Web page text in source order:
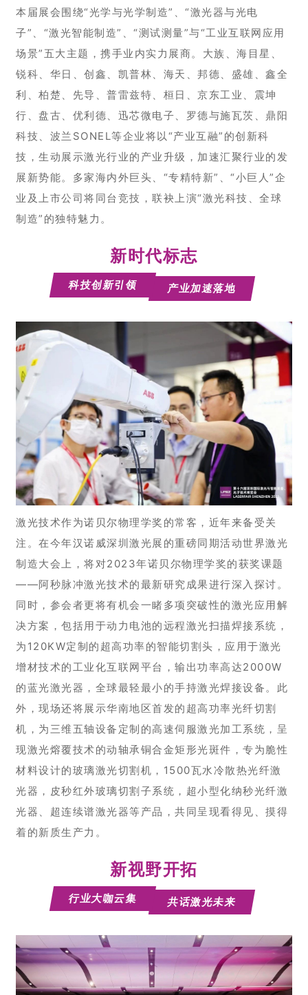
本届展会围绕“光学与光学制造”、“激光器与光电
子”、“激光智能制造”、“测试测量”与“工业互联网应用
场景”五大主题，携手业内实力展商。大族、海目星、
锐科、华日、创鑫、凯普林、海天、邦德、盛雄、鑫全
利、柏楚、先导、普雷兹特、桓日、京东工业、震坤
行、盘古、优利德、迅芯微电子、罗德与施瓦茨、鼎阳
科技、波兰SONEL等企业将以“产业互融”的创新科
技，生动展示激光行业的产业升级，加速汇聚行业的发
展新势能。多家海内外巨头、“专精特新”、“小巨人”企
业及上市公司将同台竞技，联袂上演“激光科技、全球
制造”的独特魅力。
新时代标志
科技创新引领 产业加速落地
激光技术作为诺贝尔物理学奖的常客，近年来备受关
注。在今年汉诺威深圳激光展的重磅同期活动世界激光
制造大会上，将对2023年诺贝尔物理学奖的获奖课题
——阿秒脉冲激光技术的最新研究成果进行深入探讨。
同时，参会者更将有机会一睹多项突破性的激光应用解
决方案，包括用于动力电池的远程激光扫描焊接系统，
为120KW定制的超高功率的智能切割头，应用于激光
增材技术的工业化互联网平台，输出功率高达2000W
的蓝光激光器，全球最轻最小的手持激光焊接设备。此
外，现场还将展示华南地区首发的超高功率光纤切割
机，为三维五轴设备定制的高速伺服激光加工系统，呈
现激光熔覆技术的动轴承铜合金矩形光斑件，专为脆性
材料设计的玻璃激光切割机，1500瓦水冷散热光纤激
光器，皮秒红外玻璃切割子系统，超小型化纳秒光纤激
光器、超连续谱激光器等产品，共同呈现看得见、摸得
着的新质生产力。
新视野开拓
行业大咖云集 共话激光未来